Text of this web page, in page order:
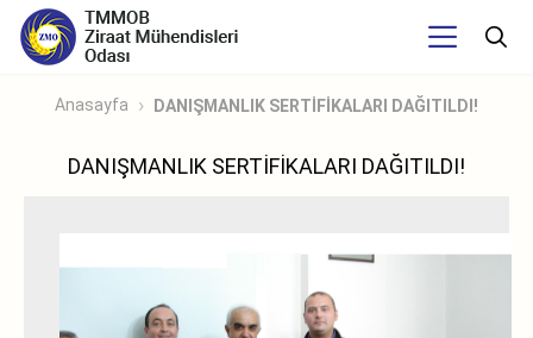
Anasayfa DANIŞMANLIK SERTİFİKALARI DAĞITILDI!
DANIŞMANLIK SERTİFİKALARI DAĞITILDI!